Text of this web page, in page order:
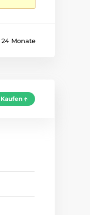
24 Monate
Kaufen